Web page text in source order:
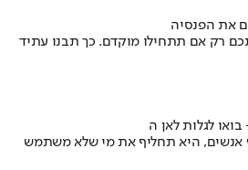
את הפנסיה
רק אם תתחילו מוקדם. כך תבנו עתיד
אנשים, היא תחליף את מי שלא משתמש